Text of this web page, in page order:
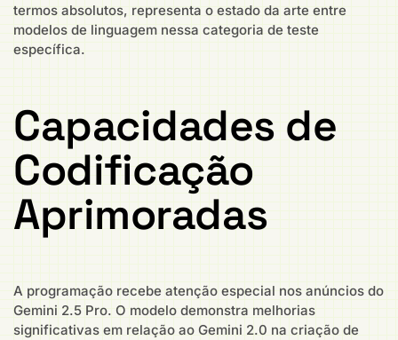
termos absolutos, representa o estado da arte entre
modelos de linguagem nessa categoria de teste
específica.
Capacidades de
Codificação
Aprimoradas
A programação recebe atenção especial nos anúncios do
Gemini 2.5 Pro. O modelo demonstra melhorias
significativas em relação ao Gemini 2.0 na criação de